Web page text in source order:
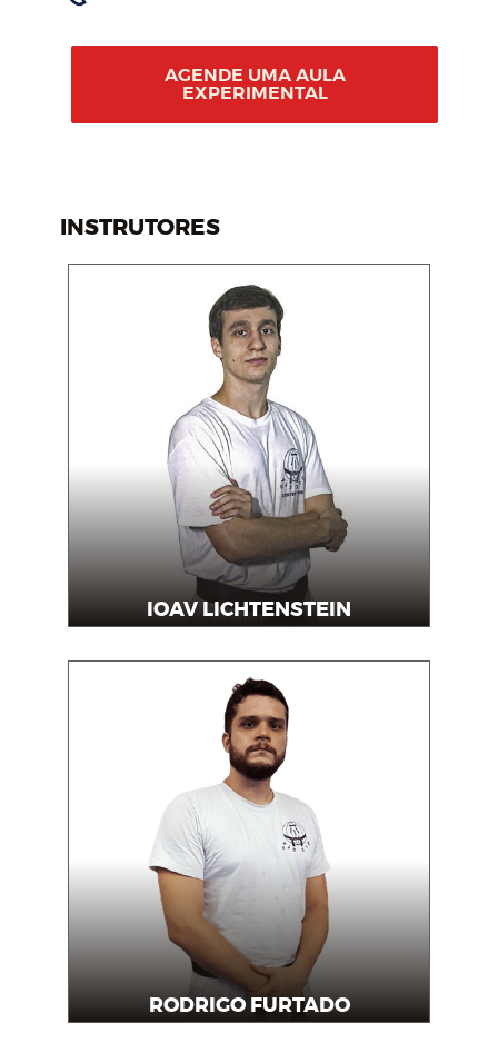
AGENDE UMA AULA
EXPERIMENTAL
INSTRUTORES
IOAV LICHTENSTEIN
Professor
RODRIGO FURTADO
Professor